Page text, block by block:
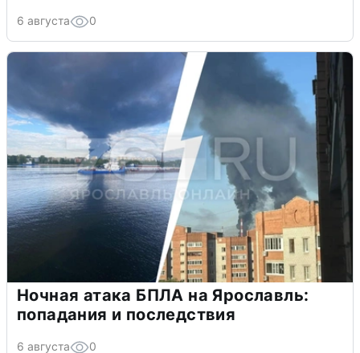
6 августа 0
Ночная атака БПЛА на Ярославль:
попадания и последствия
6 августа 0